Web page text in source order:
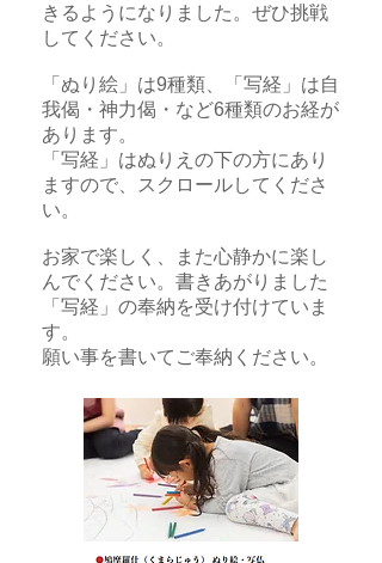
きるようになりました。ぜひ挑戦
してください。
「ぬり絵」は9種類、「写経」は自
我偈・神力偈・など6種類のお経が
あります。
「写経」はぬりえの下の方にあり
ますので、スクロールしてくださ
い。
お家で楽しく、また心静かに楽し
んでください。書きあがりました
「写経」の奉納を受け付けていま
す。
願い事を書いてご奉納ください。